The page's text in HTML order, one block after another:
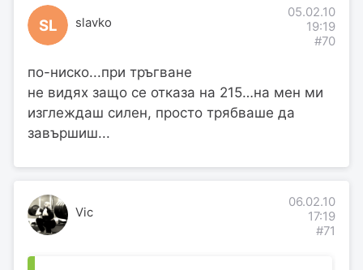
SL slavko
05.02.10
19:19
#70
по-ниско...при тръгване
не видях защо се отказа на 215…на мен ми
изглеждаш силен, просто трябваше да
завършиш...
Vic
06.02.10
17:19
#71